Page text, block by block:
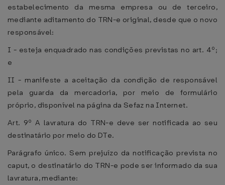
estabelecimento da mesma empresa ou de terceiro,
mediante aditamento do TRN-e original, desde que o novo
responsável:
I - esteja enquadrado nas condições previstas no art. 4º;
e
II - manifeste a aceitação da condição de responsável
pela guarda da mercadoria, por meio de formulário
próprio, disponível na página da Sefaz na Internet.
Art. 9º A lavratura do TRN-e deve ser notificada ao seu
destinatário por meio do DTe.
Parágrafo único. Sem prejuízo da notificação prevista no
caput, o destinatário do TRN-e pode ser informado da sua
lavratura, mediante: